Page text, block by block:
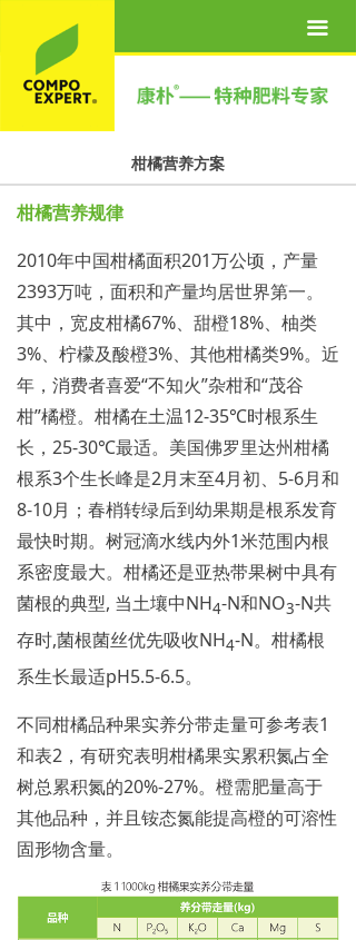
끀
关于我们
新闻资讯
联系我们
人才招聘
柑橘营养方案
柑橘营养规律
2010年中国柑橘面积201万公顷，产量
2393万吨，面积和产量均居世界第一。
其中，宽皮柑橘67%、甜橙18%、柚类
3%、柠檬及酸橙3%、其他柑橘类9%。近
年，消费者喜爱“不知火”杂柑和“茂谷
柑”橘橙。柑橘在土温12-35℃时根系生
长，25-30℃最适。美国佛罗里达州柑橘
根系3个生长峰是2月末至4月初、5-6月和
8-10月；春梢转绿后到幼果期是根系发育
最快时期。树冠滴水线内外1米范围内根
系密度最大。柑橘还是亚热带果树中具有
菌根的典型, 当土壤中NH4-N和NO3-N共
存时,菌根菌丝优先吸收NH4-N。柑橘根
系生长最适pH5.5-6.5。
不同柑橘品种果实养分带走量可参考表1
和表2，有研究表明柑橘果实累积氮占全
树总累积氮的20%-27%。橙需肥量高于
其他品种，并且铵态氮能提高橙的可溶性
固形物含量。